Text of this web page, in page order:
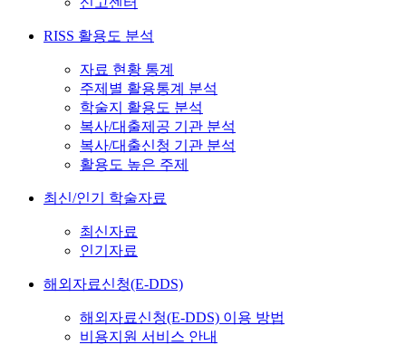
RISS 활용도 분석
자료 현황 통계
주제별 활용통계 분석
학술지 활용도 분석
복사/대출제공 기관 분석
복사/대출신청 기관 분석
활용도 높은 주제
최신/인기 학술자료
최신자료
인기자료
해외자료신청(E-DDS)
해외자료신청(E-DDS) 이용 방법
비용지원 서비스 안내